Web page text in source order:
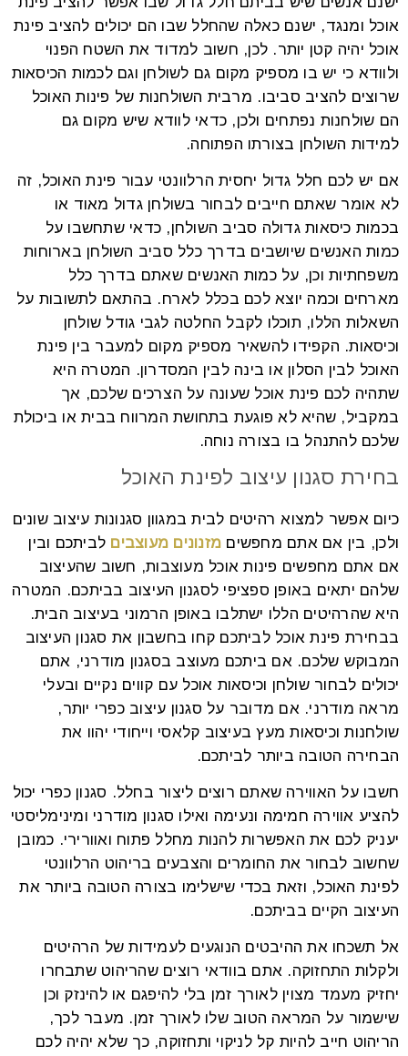
אוכל ומנגד, ישנם כאלה שהחלל שבו הם יכולים להציב פינת
אוכל יהיה קטן יותר. לכן, חשוב למדוד את השטח הפנוי
ולוודא כי יש בו מספיק מקום גם לשולחן וגם לכמות הכיסאות
שרוצים להציב סביבו. מרבית השולחנות של פינות האוכל
הם שולחנות נפתחים ולכן, כדאי לוודא שיש מקום גם
למידות השולחן בצורתו הפתוחה.
אם יש לכם חלל גדול יחסית הרלוונטי עבור פינת האוכל, זה
לא אומר שאתם חייבים לבחור בשולחן גדול מאוד או
בכמות כיסאות גדולה סביב השולחן, כדאי שתחשבו על
כמות האנשים שיושבים בדרך כלל סביב השולחן בארוחות
משפחתיות וכן, על כמות האנשים שאתם בדרך כלל
מארחים וכמה יוצא לכם בכלל לארח. בהתאם לתשובות על
השאלות הללו, תוכלו לקבל החלטה לגבי גודל שולחן
וכיסאות. הקפידו להשאיר מספיק מקום למעבר בין פינת
האוכל לבין הסלון או בינה לבין המסדרון. המטרה היא
שתהיה לכם פינת אוכל שעונה על הצרכים שלכם, אך
במקביל, שהיא לא פוגעת בתחושת המרווח בבית או ביכולת
שלכם להתנהל בו בצורה נוחה.
בחירת סגנון עיצוב לפינת האוכל
כיום אפשר למצוא רהיטים לבית במגוון סגנונות עיצוב שונים
ולכן, בין אם אתם מחפשים מזנונים מעוצבים לביתכם ובין
אם אתם מחפשים פינות אוכל מעוצבות, חשוב שהעיצוב
שלהם יתאים באופן ספציפי לסגנון העיצוב בביתכם. המטרה
היא שהרהיטים הללו ישתלבו באופן הרמוני בעיצוב הבית.
בבחירת פינת אוכל לביתכם קחו בחשבון את סגנון העיצוב
המבוקש שלכם. אם ביתכם מעוצב בסגנון מודרני, אתם
יכולים לבחור שולחן וכיסאות אוכל עם קווים נקיים ובעלי
מראה מודרני. אם מדובר על סגנון עיצוב כפרי יותר,
שולחנות וכיסאות מעץ בעיצוב קלאסי וייחודי יהוו את
הבחירה הטובה ביותר לביתכם.
חשבו על האווירה שאתם רוצים ליצור בחלל. סגנון כפרי יכול
להציע אווירה חמימה ונעימה ואילו סגנון מודרני ומינימליסטי
יעניק לכם את האפשרות להנות מחלל פתוח ואוורירי. כמובן
שחשוב לבחור את החומרים והצבעים בריהוט הרלוונטי
לפינת האוכל, וזאת בכדי שישלימו בצורה הטובה ביותר את
העיצוב הקיים בביתכם.
אל תשכחו את ההיבטים הנוגעים לעמידות של הרהיטים
ולקלות התחזוקה. אתם בוודאי רוצים שהריהוט שתבחרו
יחזיק מעמד מצוין לאורך זמן בלי להיפגם או להינזק וכן
שישמור על המראה הטוב שלו לאורך זמן. מעבר לכך,
הריהוט חייב להיות קל לניקוי ותחזוקה, כך שלא יהיה לכם